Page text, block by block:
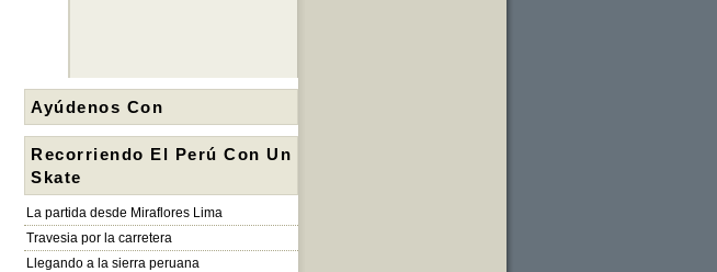
Ayúdenos Con
Recorriendo El Perú Con Un
Skate
La partida desde Miraflores Lima
Travesia por la carretera
Llegando a la sierra peruana